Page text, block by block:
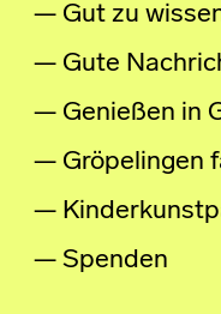
Gut zu
Gute
Genießen in
Gröpelingen
Spenden